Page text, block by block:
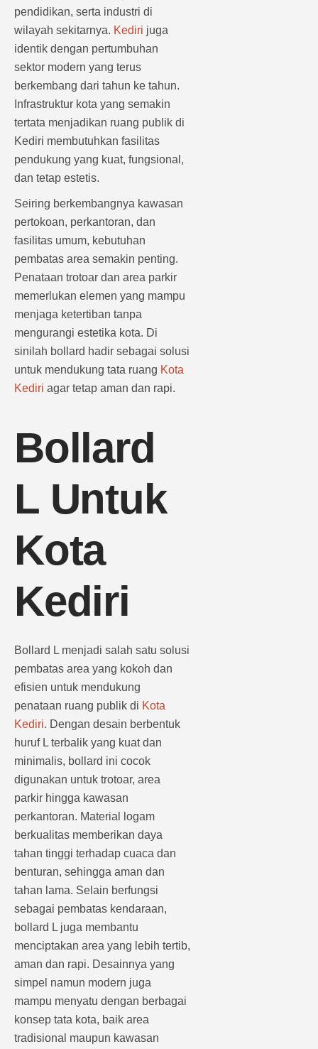
pendidikan, serta industri di
wilayah sekitarnya. Kediri juga
identik dengan pertumbuhan
sektor modern yang terus
berkembang dari tahun ke tahun.
Infrastruktur kota yang semakin
tertata menjadikan ruang publik di
Kediri membutuhkan fasilitas
pendukung yang kuat, fungsional,
dan tetap estetis.
Seiring berkembangnya kawasan
pertokoan, perkantoran, dan
fasilitas umum, kebutuhan
pembatas area semakin penting.
Penataan trotoar dan area parkir
memerlukan elemen yang mampu
menjaga ketertiban tanpa
mengurangi estetika kota. Di
sinilah bollard hadir sebagai solusi
untuk mendukung tata ruang Kota
Kediri agar tetap aman dan rapi.
Bollard
L Untuk
Kota
Kediri
Bollard L menjadi salah satu solusi
pembatas area yang kokoh dan
efisien untuk mendukung
penataan ruang publik di Kota
Kediri. Dengan desain berbentuk
huruf L terbalik yang kuat dan
minimalis, bollard ini cocok
digunakan untuk trotoar, area
parkir hingga kawasan
perkantoran. Material logam
berkualitas memberikan daya
tahan tinggi terhadap cuaca dan
benturan, sehingga aman dan
tahan lama. Selain berfungsi
sebagai pembatas kendaraan,
bollard L juga membantu
menciptakan area yang lebih tertib,
aman dan rapi. Desainnya yang
simpel namun modern juga
mampu menyatu dengan berbagai
konsep tata kota, baik area
tradisional maupun kawasan